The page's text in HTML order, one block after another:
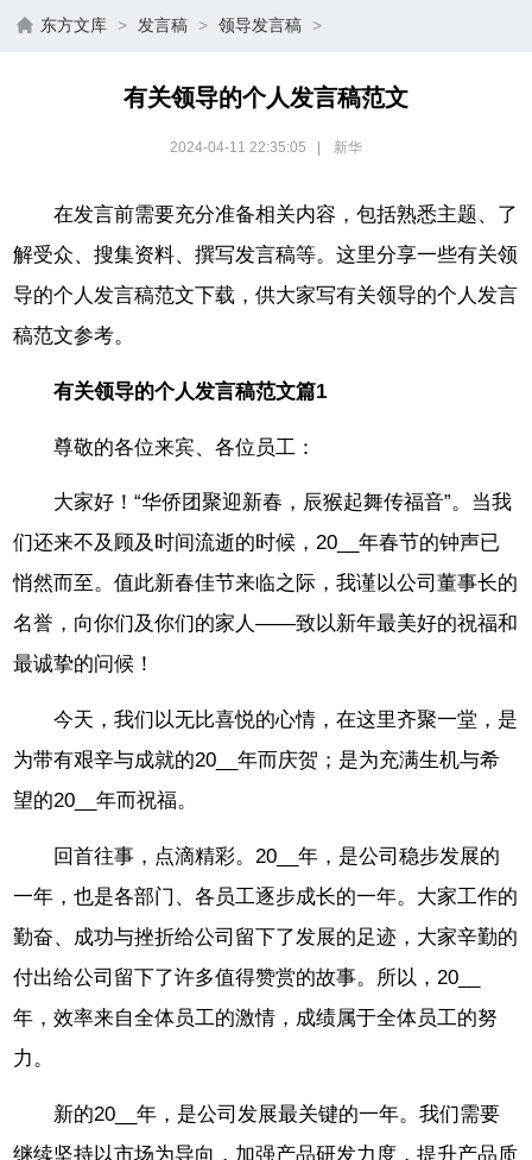
东方文库 > 发言稿 > 领导发言稿 >
有关领导的个人发言稿范文
2024-04-11 22:35:05 新华
在发言前需要充分准备相关内容，包括熟悉主题、了
解受众、搜集资料、撰写发言稿等。这里分享一些有关领
导的个人发言稿范文下载，供大家写有关领导的个人发言
稿范文参考。
有关领导的个人发言稿范文篇1
尊敬的各位来宾、各位员工：
大家好！“华侨团聚迎新春，辰猴起舞传福音”。当我
们还来不及顾及时间流逝的时候，20__年春节的钟声已
悄然而至。值此新春佳节来临之际，我谨以公司董事长的
名誉，向你们及你们的家人——致以新年最美好的祝福和
最诚挚的问候！
今天，我们以无比喜悦的心情，在这里齐聚一堂，是
为带有艰辛与成就的20__年而庆贺；是为充满生机与希
望的20__年而祝福。
回首往事，点滴精彩。20__年，是公司稳步发展的
一年，也是各部门、各员工逐步成长的一年。大家工作的
勤奋、成功与挫折给公司留下了发展的足迹，大家辛勤的
付出给公司留下了许多值得赞赏的故事。所以，20__
年，效率来自全体员工的激情，成绩属于全体员工的努
力。
新的20__年，是公司发展最关键的一年。我们需要
继续坚持以市场为导向，加强产品研发力度，提升产品质